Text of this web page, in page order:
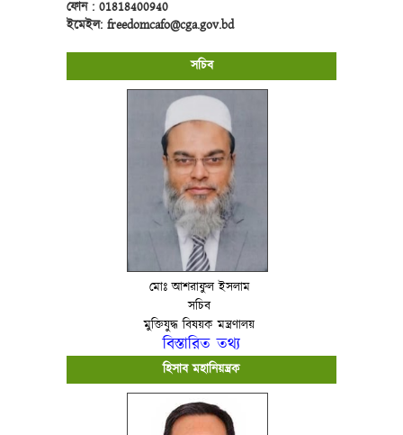
ফোন : 01818400940
ইমেইল: freedomcafo@cga.gov.bd
সচিব
মোঃ আশরাফুল ইসলাম
সচিব
মুক্তিযুদ্ধ বিষয়ক মন্ত্রণালয়
বিস্তারিত তথ্য
হিসাব মহানিয়ন্ত্রক